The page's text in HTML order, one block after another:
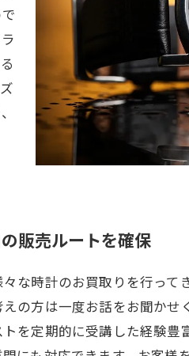
販売ルートを確保
な時計のお買取りを行って
の方は一度お話をお聞か
を定期的に受講した経験